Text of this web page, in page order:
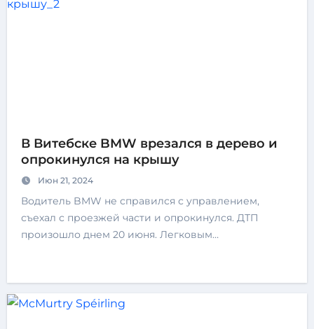
В Витебске BMW врезался в дерево и
опрокинулся на крышу
Июн 21, 2024
Водитель BMW не справился с управлением,
съехал с проезжей части и опрокинулся. ДТП
произошло днем 20 июня. Легковым…